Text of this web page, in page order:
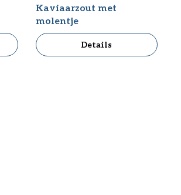
Kaviaarzout met
molentje
Details